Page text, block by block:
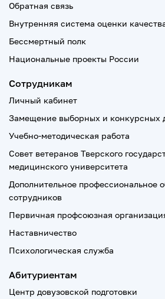
Обратная связь
Внутренняя система оценки
Бессмертный полк
Национальные проекты России
Сотрудникам
Личный кабинет
Замещение выборных и конкурсных
Учебно-методическая работа
Совет ветеранов Тверского
медицинского университета
Дополнительное профессиональное
сотрудников
Первичная профсоюзная
Наставничество
Психологическая служба
Абитуриентам
Центр довузовской подготовки